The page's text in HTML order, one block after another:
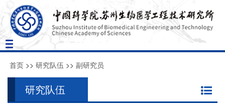
Toggle
navigation
首页 >> 研究队伍 >> 副研究员
研究队伍